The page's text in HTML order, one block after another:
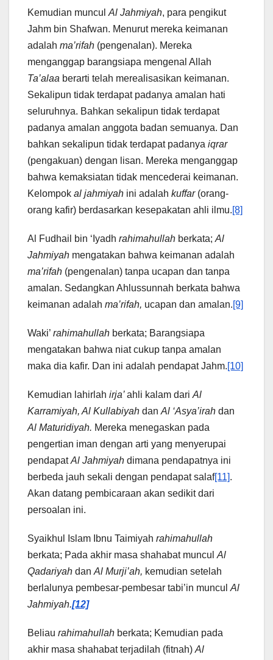
Kemudian muncul Al Jahmiyah, para pengikut
Jahm bin Shafwan. Menurut mereka keimanan
adalah ma’rifah (pengenalan). Mereka
menganggap barangsiapa mengenal Allah
Ta’alaa berarti telah merealisasikan keimanan.
Sekalipun tidak terdapat padanya amalan hati
seluruhnya. Bahkan sekalipun tidak terdapat
padanya amalan anggota badan semuanya. Dan
bahkan sekalipun tidak terdapat padanya iqrar
(pengakuan) dengan lisan. Mereka menganggap
bahwa kemaksiatan tidak mencederai keimanan.
Kelompok al jahmiyah ini adalah kuffar (orang-
orang kafir) berdasarkan kesepakatan ahli ilmu.[8]
Al Fudhail bin ‘Iyadh rahimahullah berkata; Al
Jahmiyah mengatakan bahwa keimanan adalah
ma’rifah (pengenalan) tanpa ucapan dan tanpa
amalan. Sedangkan Ahlussunnah berkata bahwa
keimanan adalah ma’rifah, ucapan dan amalan.[9]
Waki’ rahimahullah berkata; Barangsiapa
mengatakan bahwa niat cukup tanpa amalan
maka dia kafir. Dan ini adalah pendapat Jahm.[10]
Kemudian lahirlah irja’ahli kalam dari Al
Karramiyah, Al Kullabiyah dan Al ‘Asya’irah dan
Al Maturidiyah. Mereka menegaskan pada
pengertian iman dengan arti yang menyerupai
pendapatAl Jahmiyah dimana pendapatnya ini
berbeda jauh sekali dengan pendapat salaf[11].
Akan datang pembicaraan akan sedikit dari
persoalan ini.
Syaikhul Islam Ibnu Taimiyah rahimahullah
berkata; Pada akhir masa shahabat muncul Al
Qadariyah dan Al Murji’ah, kemudian setelah
berlalunya pembesar-pembesar tabi’in muncul Al
Jahmiyah.[12]
Beliau rahimahullah berkata; Kemudian pada
akhir masa shahabat terjadilah (fitnah) Al